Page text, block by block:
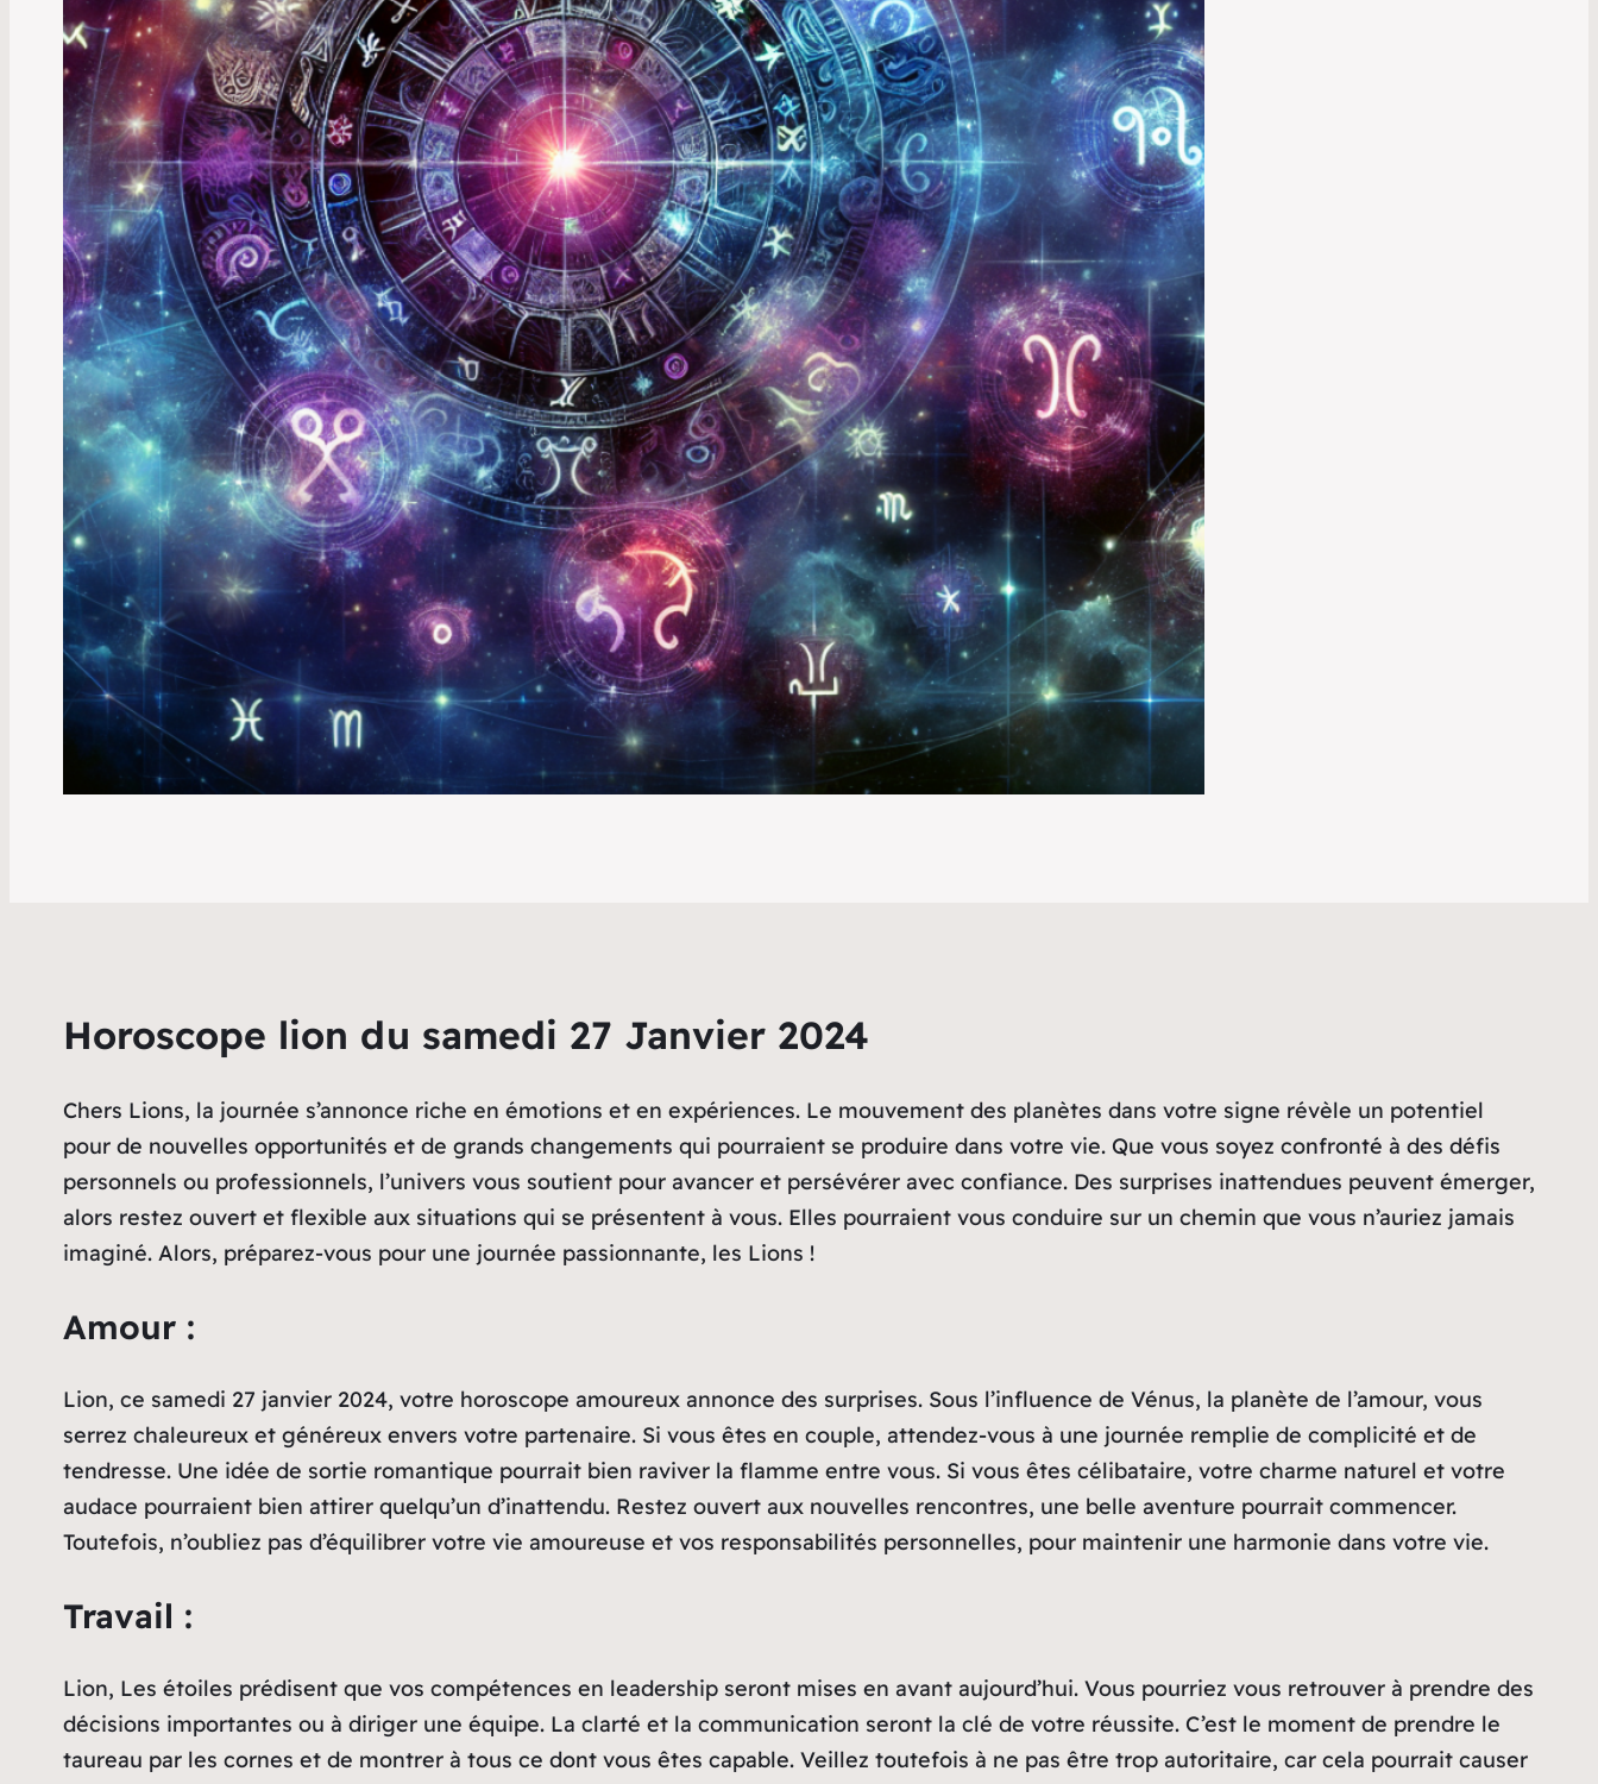
Horoscope lion du samedi 27 Janvier 2024
Chers Lions, la journée s’annonce riche en émotions et en expériences. Le mouvement des planètes dans votre signe révèle un potentiel
pour de nouvelles opportunités et de grands changements qui pourraient se produire dans votre vie. Que vous soyez confronté à des défis
personnels ou professionnels, l’univers vous soutient pour avancer et persévérer avec confiance. Des surprises inattendues peuvent émerger,
alors restez ouvert et flexible aux situations qui se présentent à vous. Elles pourraient vous conduire sur un chemin que vous n’auriez jamais
imaginé. Alors, préparez-vous pour une journée passionnante, les Lions !
Amour :
Lion, ce samedi 27 janvier 2024, votre horoscope amoureux annonce des surprises. Sous l’influence de Vénus, la planète de l’amour, vous
serrez chaleureux et généreux envers votre partenaire. Si vous êtes en couple, attendez-vous à une journée remplie de complicité et de
tendresse. Une idée de sortie romantique pourrait bien raviver la flamme entre vous. Si vous êtes célibataire, votre charme naturel et votre
audace pourraient bien attirer quelqu’un d’inattendu. Restez ouvert aux nouvelles rencontres, une belle aventure pourrait commencer.
Toutefois, n’oubliez pas d’équilibrer votre vie amoureuse et vos responsabilités personnelles, pour maintenir une harmonie dans votre vie.
Travail :
Lion, Les étoiles prédisent que vos compétences en leadership seront mises en avant aujourd’hui. Vous pourriez vous retrouver à prendre des
décisions importantes ou à diriger une équipe. La clarté et la communication seront la clé de votre réussite. C’est le moment de prendre le
taureau par les cornes et de montrer à tous ce dont vous êtes capable. Veillez toutefois à ne pas être trop autoritaire, car cela pourrait causer